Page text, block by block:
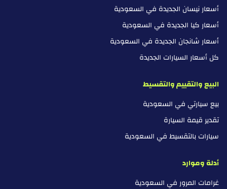
أسعار نيسان الجديدة في السعودية
أسعار كيا الجديدة في السعودية
أسعار شانجان الجديدة في السعودية
كل أسعار السيارات الجديدة
البيع والتقييم والتقسيط
بيع سيارتي في السعودية
تقدير قيمة السيارة
سيارات بالتقسيط في السعودية
أدلة وموارد
غرامات المرور في السعودية